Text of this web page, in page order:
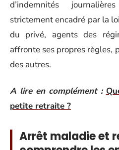
d’indemnités
strictement encadré par la
du privé, agents des
affronte ses propres règles,
des autres.
A lire en complément :
petite retraite ?
Arrêt maladie et